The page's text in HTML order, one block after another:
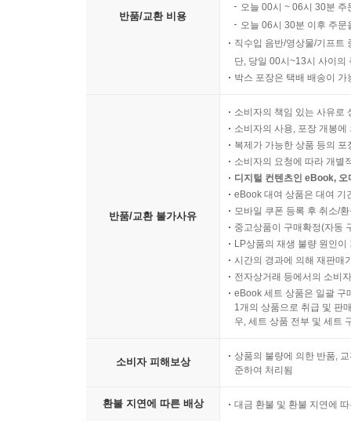
반품/교환 비용
오늘 00시 ~ 06시 30분
오늘 06시 30분 이후 주
직수입 음반/영상물/기프트
단, 당일 00시~13시 사이의
박스 포장은 택배 배송이
반품/교환 불가사유
소비자의 책임 있는 사유로
소비자의 사용, 포장 개봉
복제가 가능한 상품 등의
소비자의 요청에 따라 개별
디지털 컨텐츠인 eBook,
eBook 대여 상품은 대여 기
모바일 쿠폰 등록 후 취소/
중고상품이 구매확정(자동
LP상품의 재생 불량 원인
시간의 경과에 의해 재판매
전자상거래 등에서의 소비
eBook 세트 상품은 일괄 구
1개의 상품으로 취급 및 판
우, 세트 상품 전부 및 세트
소비자 피해보상
상품의 불량에 의한 반품,
준하여 처리됨
환불 지연에 따른 배상 대금 환불 및 환불 지연에